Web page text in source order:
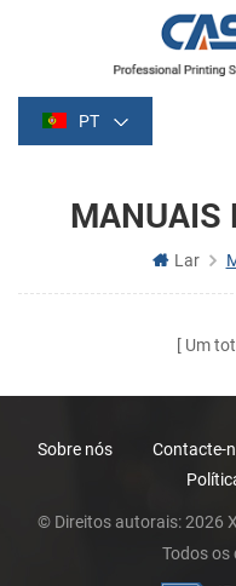
PT
MANUAIS
Lar
Um
Sobre nós Contacte-
© Direitos autorais: 2026
Todos os